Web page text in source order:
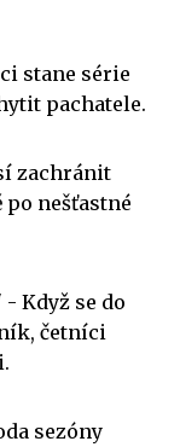
stane série
pachatele.
zachránit
nešťastné
Když se do
četníci
sezóny